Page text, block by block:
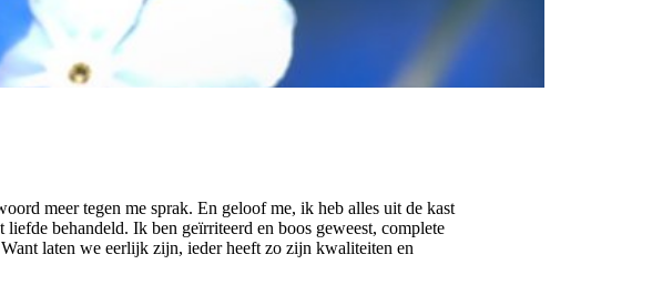
meer tegen me sprak. En geloof me, ik heb alles uit de kast
behandeld. Ik ben geïrriteerd en boos geweest, complete
laten we eerlijk zijn, ieder heeft zo zijn kwaliteiten en